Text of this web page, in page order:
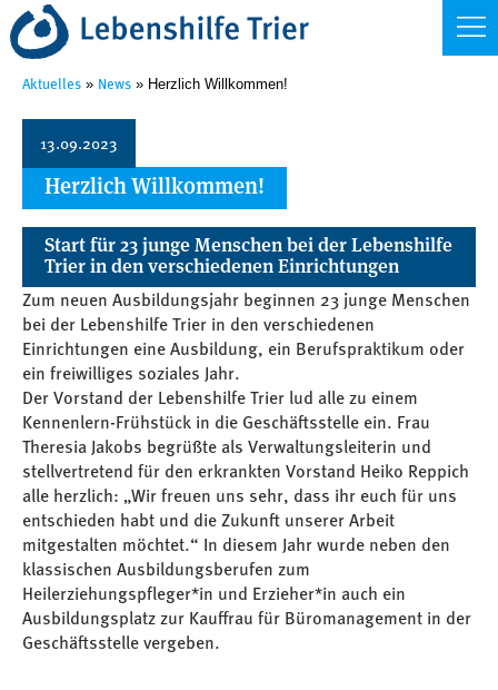
Aktuelles » News » Herzlich Willkommen!
13.09.2023
Herzlich Willkommen!
Start für 23 junge Menschen bei der Lebenshilfe
Trier in den verschiedenen Einrichtungen
Zum neuen Ausbildungsjahr beginnen 23 junge Menschen
bei der Lebenshilfe Trier in den verschiedenen
Einrichtungen eine Ausbildung, ein Berufspraktikum oder
ein freiwilliges soziales Jahr.
Der Vorstand der Lebenshilfe Trier lud alle zu einem
Kennenlern-Frühstück in die Geschäftsstelle ein. Frau
Theresia Jakobs begrüßte als Verwaltungsleiterin und
stellvertretend für den erkrankten Vorstand Heiko Reppich
alle herzlich: „Wir freuen uns sehr, dass ihr euch für uns
entschieden habt und die Zukunft unserer Arbeit
mitgestalten möchtet.“ In diesem Jahr wurde neben den
klassischen Ausbildungsberufen zum
Heilerziehungspfleger*in und Erzieher*in auch ein
Ausbildungsplatz zur Kauffrau für Büromanagement in der
Geschäftsstelle vergeben.